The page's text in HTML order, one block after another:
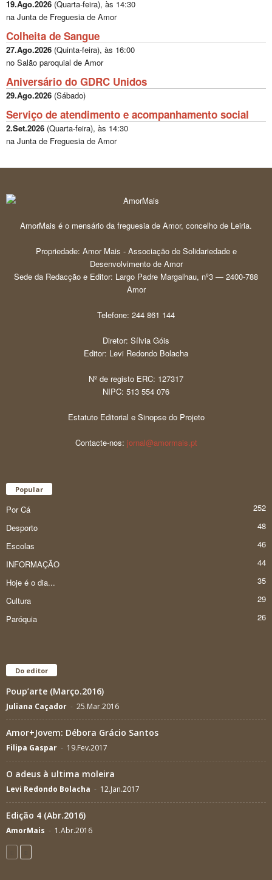
19.Ago.2026 (Quarta-feira), às 14:30
na Junta de Freguesia de Amor
Colheita de Sangue
27.Ago.2026 (Quinta-feira), às 16:00
no Salão paroquial de Amor
Aniversário do GDRC Unidos
29.Ago.2026 (Sábado)
Serviço de atendimento e acompanhamento social
2.Set.2026 (Quarta-feira), às 14:30
na Junta de Freguesia de Amor
AmorMais é o mensário da freguesia de Amor, concelho de Leiria.
Propriedade: Amor Mais - Associação de Solidariedade e
Desenvolvimento de Amor
Sede da Redacção e Editor: Largo Padre Margalhau, nº3 — 2400-788
Amor
Telefone: 244 861 144
Diretor: Sílvia Góis
Editor: Levi Redondo Bolacha
Nº de registo ERC: 127317
NIPC: 513 554 076
Estatuto Editorial e Sinopse do Projeto
Contacte-nos: jornal@amormais.pt
Popular
Por Cá
252
Desporto
48
Escolas
46
INFORMAÇÃO
44
Hoje é o dia...
35
Cultura
29
Paróquia
26
Do editor
Poup’arte (Março.2016)
Juliana Caçador - 25.Mar.2016
Amor+Jovem: Débora Grácio Santos
Filipa Gaspar - 19.Fev.2017
O adeus à ultima moleira
Levi Redondo Bolacha - 12.Jan.2017
Edição 4 (Abr.2016)
AmorMais - 1.Abr.2016